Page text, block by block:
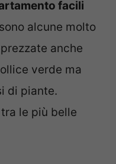
facili
alcune molto
anche
verde ma
di piante.
le più belle